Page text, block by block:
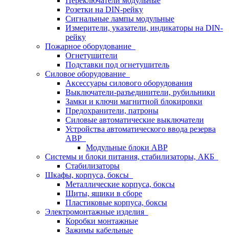
Розетки на DIN-рейку
Сигнальные лампы модульные
Измерители, указатели, индикаторы на DIN-
рейку
Пожарное оборудование
Огнетушители
Подставки под огнетушитель
Силовое оборудование
Аксессуары силового оборудования
Выключатели-разъединители, рубильники
Замки и ключи магнитной блокировки
Предохранители, патроны
Силовые автоматические выключатели
Устройства автоматического ввода резерва
АВР
Модульные блоки АВР
Системы и блоки питания, стабилизаторы, АКБ
Стабилизаторы
Шкафы, корпуса, боксы
Металлические корпуса, боксы
Щиты, ящики в сборе
Пластиковые корпуса, боксы
Электромонтажные изделия
Коробки монтажные
Зажимы кабельные